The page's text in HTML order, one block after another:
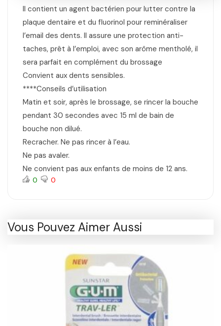
Il contient un agent bactérien pour lutter contre la
plaque dentaire et du fluorinol pour reminéraliser
l’email des dents. Il assure une protection anti-
taches, prêt à l’emploi, avec son arôme mentholé, il
sera parfait en complément du brossage
Convient aux dents sensibles.
****Conseils d’utilisation
Matin et soir, après le brossage, se rincer la bouche
pendant 30 secondes avec 15 ml de bain de
bouche non dilué.
Recracher. Ne pas rincer à l’eau.
Ne pas avaler.
Ne convient pas aux enfants de moins de 12 ans.
0 0
Vous Pouvez Aimer Aussi